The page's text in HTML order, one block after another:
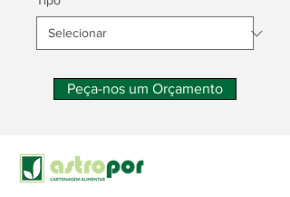
Peça-nos um Orçamento